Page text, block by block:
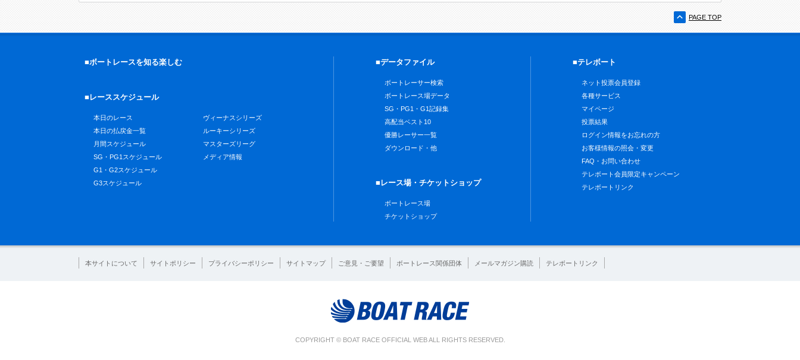
PAGE TOP
■ボートレースを知る楽しむ
■レーススケジュール
本日のレース
本日の払戻金一覧
月間スケジュール
SG・PG1スケジュール
G1・G2スケジュール
G3スケジュール
ヴィーナスシリーズ
ルーキーシリーズ
マスターズリーグ
メディア情報
■データファイル
ボートレーサー検索
ボートレース場データ
SG・PG1・G1記録集
高配当ベスト10
優勝レーサー一覧
ダウンロード・他
■レース場・チケットショップ
ボートレース場
チケットショップ
■テレボート
ネット投票会員登録
各種サービス
マイページ
投票結果
ログイン情報をお忘れの方
お客様情報の照会・変更
FAQ・お問い合わせ
テレボート会員限定キャンペーン
テレボートリンク
本サイトについて サイトポリシー プライバシーポリシー サイトマップ ご意見・ご要望 ボートレース関係団体 メールマガジン購読 テレボートリンク
COPYRIGHT © BOAT RACE OFFICIAL WEB ALL RIGHTS RESERVED.